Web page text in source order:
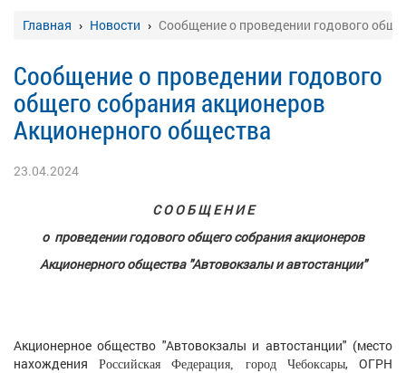
Главная Новости Сообщение о проведении годового
Сообщение о проведении годового
общего собрания акционеров
Акционерного общества
23.04.2024
С О О Б Щ Е Н И Е
о проведении годового общего собрания акционеров
Акционерного общества "Автовокзалы и автостанции"
Акционерное общество "Автовокзалы и автостанции" (место
нахождения
Российская Федерация, город Чебоксары, ОГРН